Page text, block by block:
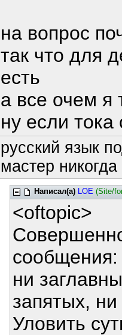
на вопрос
так что для
есть
а все очем я
ну если
русский язык
мастер
Написал(а) LOE (Site/
<oftopic>
сообщения:
ни
запятых,
Уловить